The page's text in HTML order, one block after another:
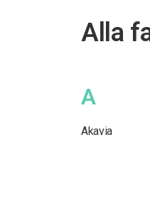
Alla
A
Akavia